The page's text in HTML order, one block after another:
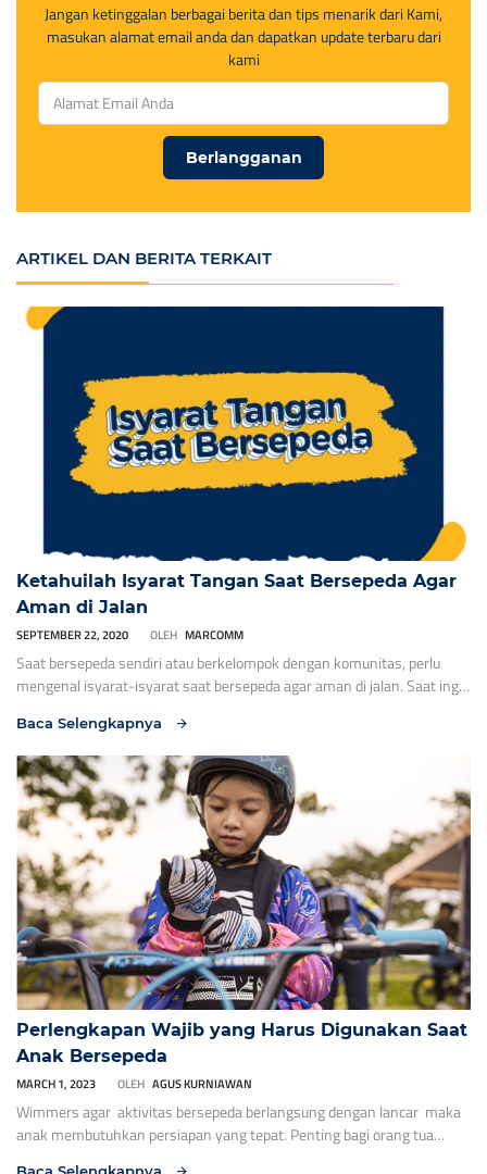
Jangan ketinggalan berbagai berita dan tips menarik dari Kami,
masukan alamat email anda dan dapatkan update terbaru dari
kami
Berlangganan
ARTIKEL DAN BERITA TERKAIT
Ketahuilah Isyarat Tangan Saat Bersepeda Agar
Aman di Jalan
SEPTEMBER 22, 2020 OLEH MARCOMM
Saat bersepeda sendiri atau berkelompok dengan komunitas, perlu
mengenal isyarat-isyarat saat bersepeda agar aman di jalan. Saat ingin
pengendara lain mengetahui arah Anda saat bersepeda. 2. Saat ingin
belok kiri atau kearah kiri, lambaikan tangan kiri agar pengendara lain
mengetahui arah Anda saat bersepeda. 3. […]
Baca Selengkapnya
Perlengkapan Wajib yang Harus Digunakan Saat
Anak Bersepeda
MARCH 1, 2023 OLEH AGUS KURNIAWAN
Wimmers agar aktivitas bersepeda berlangsung dengan lancar maka
anak membutuhkan persiapan yang tepat. Penting bagi orang tua